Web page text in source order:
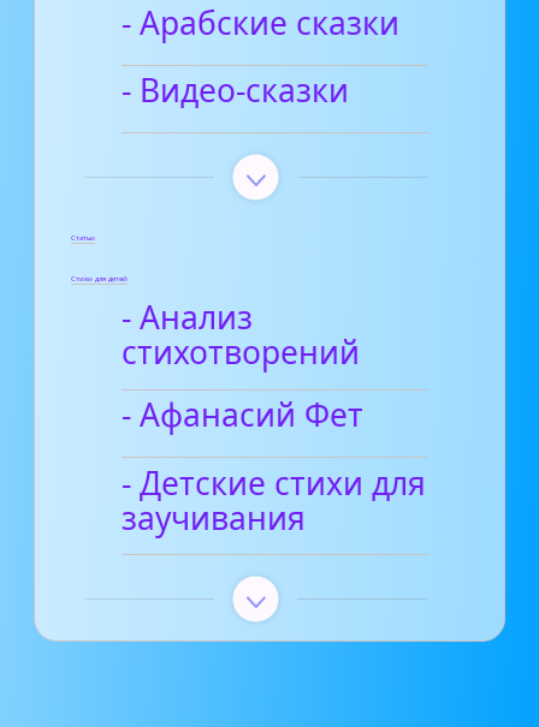
- Арабские сказки
- Видео-сказки
Статьи
Стихи для детей
- Анализ
стихотворений
- Афанасий Фет
- Детские стихи для
заучивания